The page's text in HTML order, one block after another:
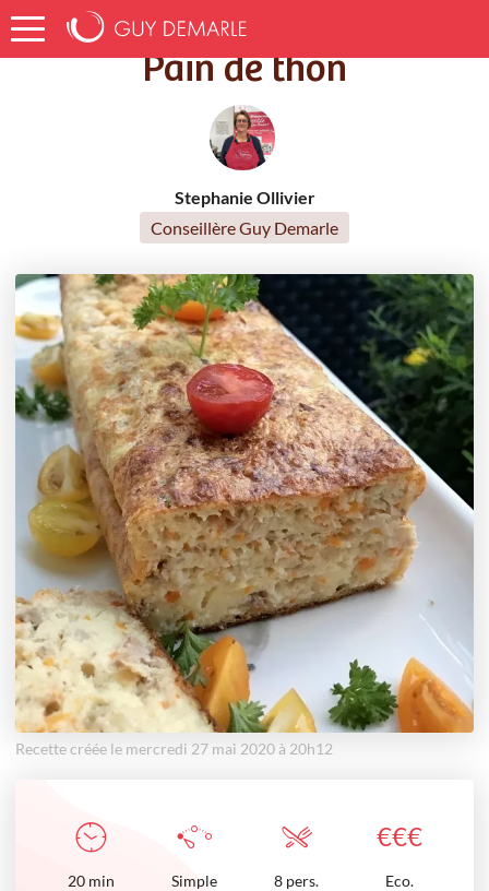
Accueil Recettes Pain de thon
Pain de thon
Stephanie Ollivier
Conseillère Guy Demarle
Recette créée le mercredi 27 mai 2020 à 20h12
€€€
20 min Simple 8 pers. Eco.